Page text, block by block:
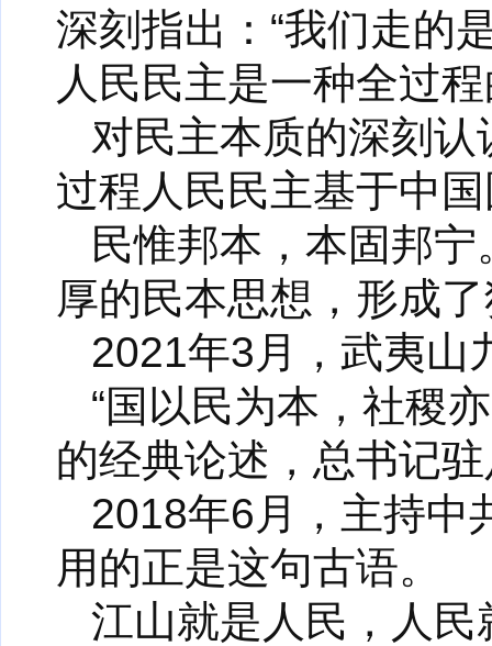
深刻指出：“我们走的
人民民主是一种全过
对民主本质的深刻
过程人民民主基于中
民惟邦本，本固邦
厚的民本思想，形成
2021年3月，武夷山
“国以民为本，社稷
的经典论述，总书记
2018年6月，主持中
用的正是这句古语。
江山就是人民，人